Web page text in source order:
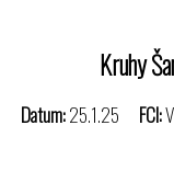
Kruhy
Datum:25.1.25 FCI: